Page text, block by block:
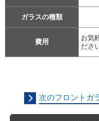
ガラスの種類
費用
お気
ださ
次のフロントガ